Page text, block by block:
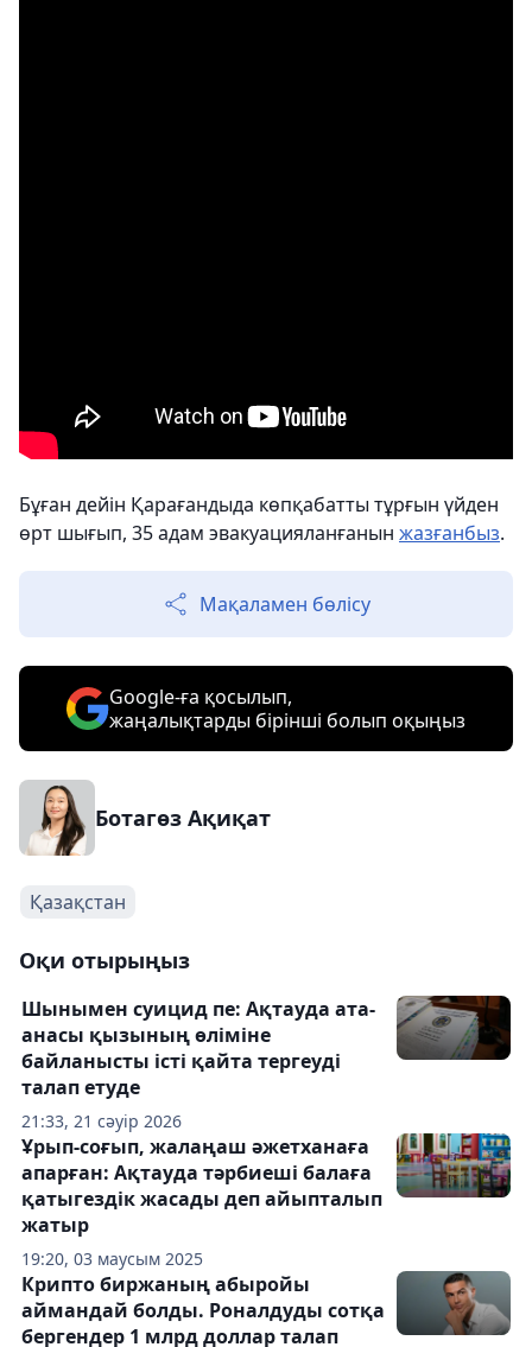
Бұған дейін Қарағандыда көпқабатты тұрғын үйден
өрт шығып, 35 адам эвакуацияланғанын жазғанбыз.
Мақаламен бөлісу
Google-ға қосылып,
жаңалықтарды бірінші болып оқыңыз
Ботагөз Ақиқат
Қазақстан
Оқи отырыңыз
21:33, 21 сәуір 2026
Шынымен суицид пе: Ақтауда ата-
анасы қызының өліміне
байланысты істі қайта тергеуді
талап етуде
19:20, 03 маусым 2025
Ұрып-соғып, жалаңаш әжетханаға
апарған: Ақтауда тәрбиеші балаға
қатыгездік жасады деп айыпталып
жатыр
Крипто биржаның абыройы
аймандай болды. Роналдуды сотқа
бергендер 1 млрд доллар талап